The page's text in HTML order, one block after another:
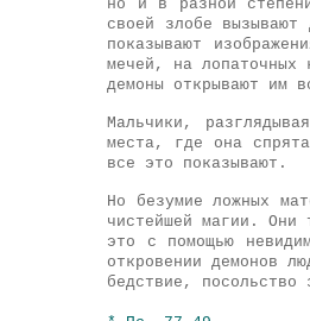
но и в разной
своей злобе
показывают
мечей, на лопаточных
демоны открывают им
Мальчики,
места, где она
все это показывают.
Но безумие ложных
чистейшей магии . Они
это с помощью
откровении демонов
бедствие, посольство